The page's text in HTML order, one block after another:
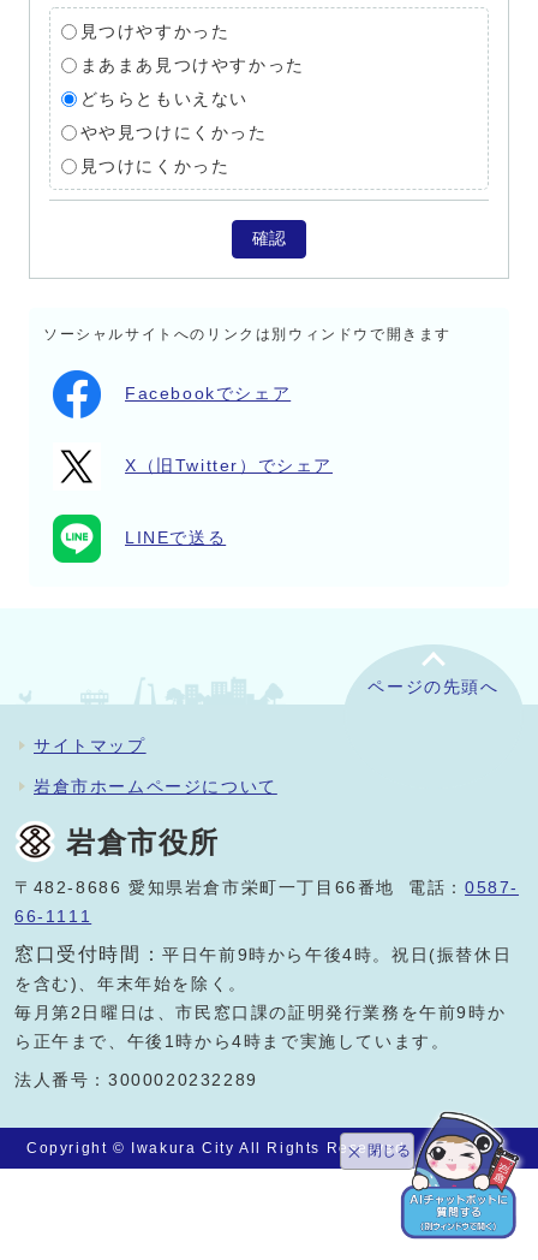
見つけやすかった
まあまあ見つけやすかった
どちらともいえない
やや見つけにくかった
見つけにくかった
確認
ソーシャルサイトへのリンクは別ウィンドウで開きます
Facebookでシェア
X（旧Twitter）でシェア
LINEで送る
閉じる
ページの先頭へ
サイトマップ
岩倉市ホームページについて
岩倉市役所
〒482-8686 愛知県岩倉市栄町一丁目66番地 電話：0587-
66-1111
窓口受付時間：平日午前9時から午後4時。祝日(振替休日
を含む)、年末年始を除く。
毎月第2日曜日は、市民窓口課の証明発行業務を午前9時か
ら正午まで、午後1時から4時まで実施しています。
法人番号：3000020232289
Copyright © Iwakura City All Rights Reserved.